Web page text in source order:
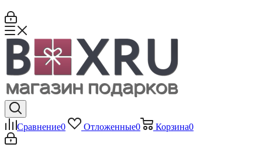
Сравнение0 Отложенные0 Корзина0